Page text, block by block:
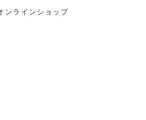
ンラインショップ